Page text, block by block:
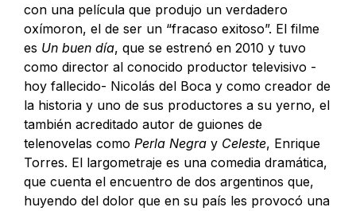
con una película que produjo un verdadero
oxímoron, el de ser un “fracaso exitoso”. El filme
es Un buen día, que se estrenó en 2010 y tuvo
como director al conocido productor televisivo -
hoy fallecido- Nicolás del Boca y como creador de
la historia y uno de sus productores a su yerno, el
también acreditado autor de guiones de
telenovelas como Perla Negra y Celeste, Enrique
Torres. El largometraje es una comedia dramática,
que cuenta el encuentro de dos argentinos que,
huyendo del dolor que en su país les provocó una